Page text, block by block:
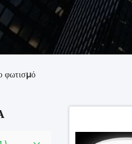
φωτισμό